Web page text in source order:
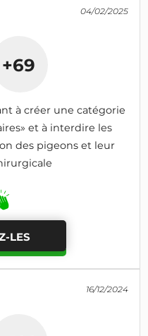
04/02/2025
+69
à créer une catégorie
et à interdire les
des pigeons et leur
LES
16/12/2024